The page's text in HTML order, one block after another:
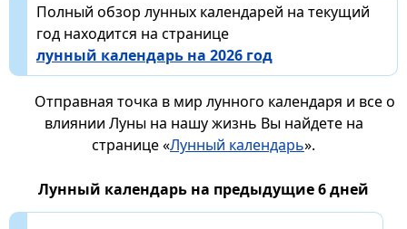
Полный обзор лунных календарей на текущий
год находится на странице
лунный календарь на 2026 год
Отправная точка в мир лунного календаря и все о
влиянии Луны на нашу жизнь Вы найдете на
странице «Лунный календарь».
Лунный календарь на предыдущие 6 дней